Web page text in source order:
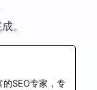
。
SEO专家，专